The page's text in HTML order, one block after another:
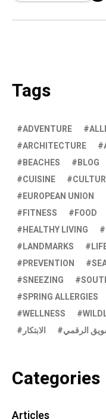
Tags
ADVENTURE
ARCHITECTURE
BEACHES
BLOG
CUISINE
EUROPEAN UNION
FITNESS
FOOD
HEALTHY LIVING
LANDMARKS
PREVENTION
SNEEZING
SPRING ALLERGIES
WELLNESS
الابتكار
الرقمي
Categories
Articles